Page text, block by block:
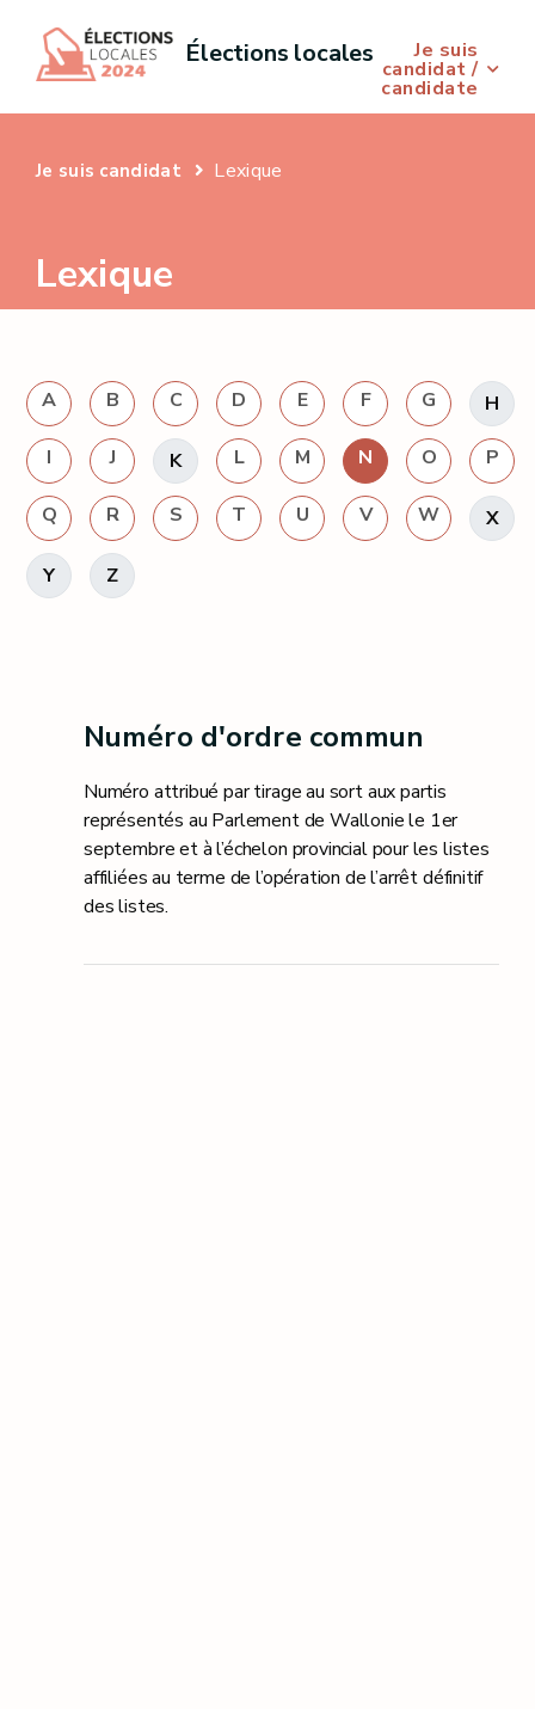
Je suis
candidat /
candidate
Élections locales
Je suis candidat Lexique
Lexique
A B C D E F G H
I J K L M N O P
Q R S T U V W X
Y Z
Numéro d'ordre commun
Numéro attribué par tirage au sort aux partis
représentés au Parlement de Wallonie le 1er
septembre et à l’échelon provincial pour les listes
affiliées au terme de l’opération de l’arrêt définitif
des listes.